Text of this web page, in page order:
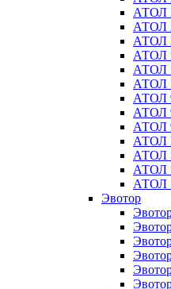
АТОЛ
АТОЛ
АТОЛ
АТОЛ
АТОЛ
АТОЛ
АТОЛ
АТОЛ
АТОЛ
АТОЛ
АТОЛ
АТОЛ
АТОЛ
Эвотор